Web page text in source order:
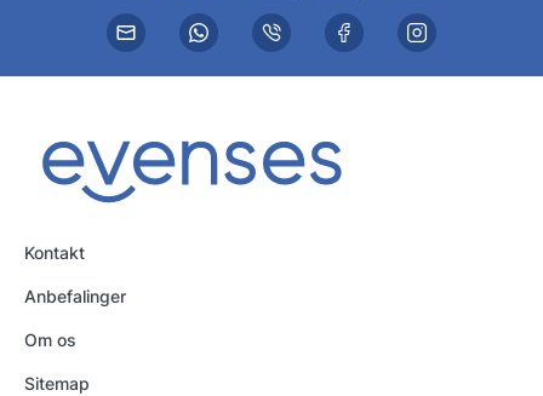
Kontakt
Anbefalinger
Om os
Sitemap